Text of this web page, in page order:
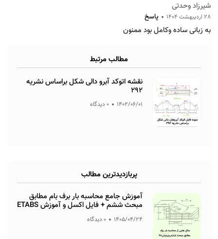
شیرزاد وحدتی
28 اردیبهشت 1404 پاسخ
به زبانی ساده وکامل بود ممنون
مطالب مرتبط
نقشه اتوکد آبرو دالی شکل براساس نشریه
292
1402/06/01 0 دیدگاه
پربازدیدترین مطالب
آموزش جامع محاسبه بار برف بام مطابق
مبحث ششم + فایل اکسل و آموزش ETABS
1405/04/24 0 دیدگاه